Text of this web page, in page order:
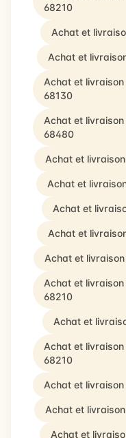
68210
Achat et
Achat et
Achat et
68130
Achat et
68480
Achat et
Achat et
Achat et
Achat et
Achat et
Achat et
68210
Achat et
Achat et
68210
Achat et
Achat et
Achat et